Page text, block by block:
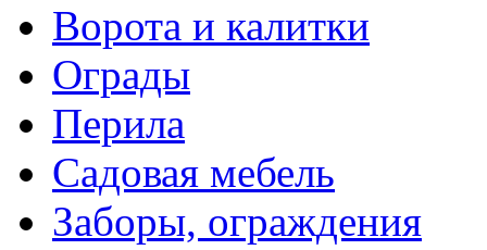
Ворота и калитки
Ограды
Перила
Садовая мебель
Заборы, ограждения